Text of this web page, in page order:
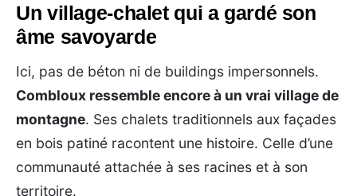
Un village-chalet qui a gardé son
âme savoyarde
Ici, pas de béton ni de buildings impersonnels.
Combloux ressemble encore à un vrai village de
montagne. Ses chalets traditionnels aux façades
en bois patiné racontent une histoire. Celle d’une
communauté attachée à ses racines et à son
territoire.